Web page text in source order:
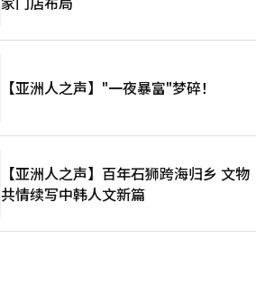
【亚洲人之声】"一夜暴富"梦碎！
【亚洲人之声】百年石狮跨海归乡 文物
共情续写中韩人文新篇